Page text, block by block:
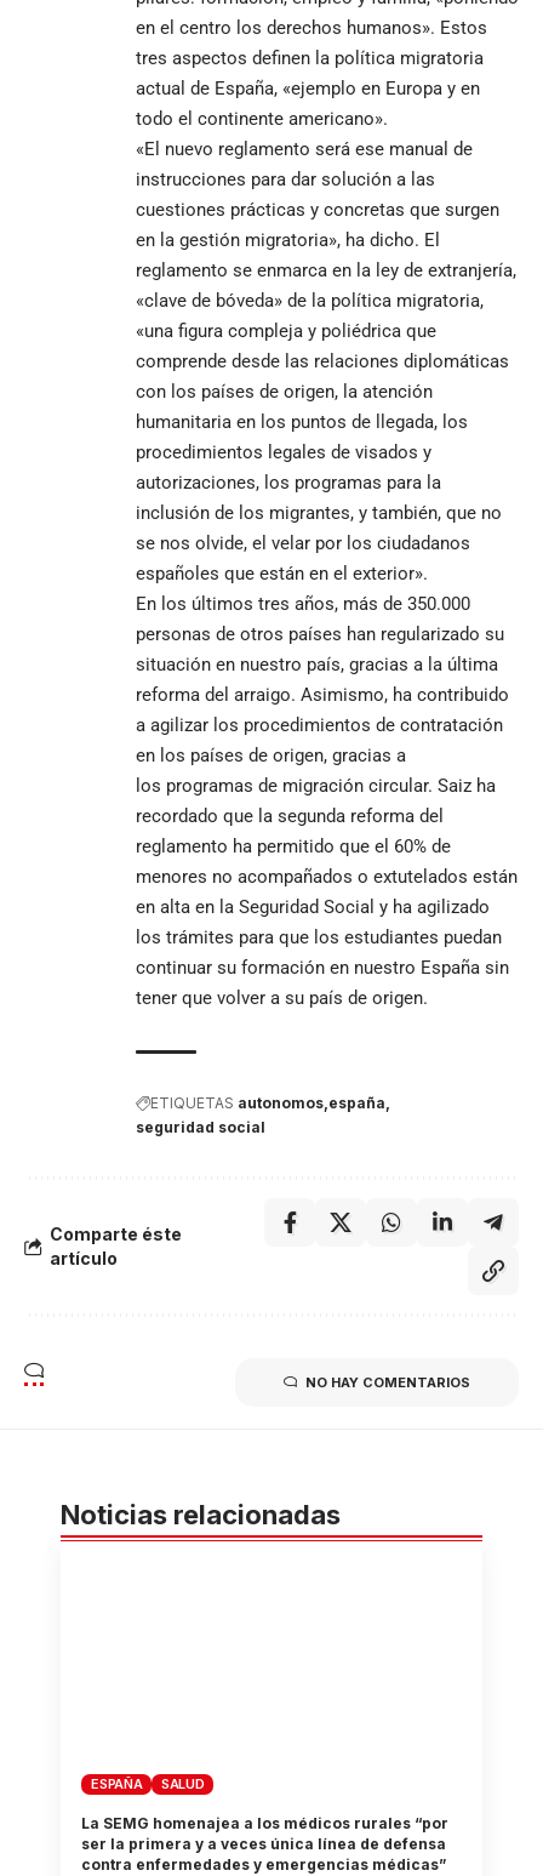
en el centro los derechos humanos». Estos
tres aspectos definen la política migratoria
actual de España, «ejemplo en Europa y en
todo el continente americano».
«El nuevo reglamento será ese manual de
instrucciones para dar solución a las
cuestiones prácticas y concretas que surgen
en la gestión migratoria», ha dicho. El
reglamento se enmarca en la ley de extranjería,
«clave de bóveda» de la política migratoria,
«una figura compleja y poliédrica que
comprende desde las relaciones diplomáticas
con los países de origen, la atención
humanitaria en los puntos de llegada, los
procedimientos legales de visados y
autorizaciones, los programas para la
inclusión de los migrantes, y también, que no
se nos olvide, el velar por los ciudadanos
españoles que están en el exterior».
En los últimos tres años, más de 350.000
personas de otros países han regularizado su
situación en nuestro país, gracias a la última
reforma del arraigo. Asimismo, ha contribuido
a agilizar los procedimientos de contratación
en los países de origen, gracias a
los programas de migración circular. Saiz ha
recordado que la segunda reforma del
reglamento ha permitido que el 60% de
menores no acompañados o extutelados están
en alta en la Seguridad Social y ha agilizado
los trámites para que los estudiantes puedan
continuar su formación en nuestro España sin
tener que volver a su país de origen.
ETIQUETAS autonomos españa
seguridad social
Comparte éste
artículo
NO HAY COMENTARIOS
Noticias relacionadas
ESPAÑA SALUD
La SEMG homenajea a los médicos rurales “por
ser la primera y a veces única línea de defensa
contra enfermedades y emergencias médicas”